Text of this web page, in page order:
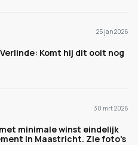
25 jan 2026
Komt hij dit ooit nog
30 mrt 2026
minimale winst eindelijk
in Maastricht. Zie foto's